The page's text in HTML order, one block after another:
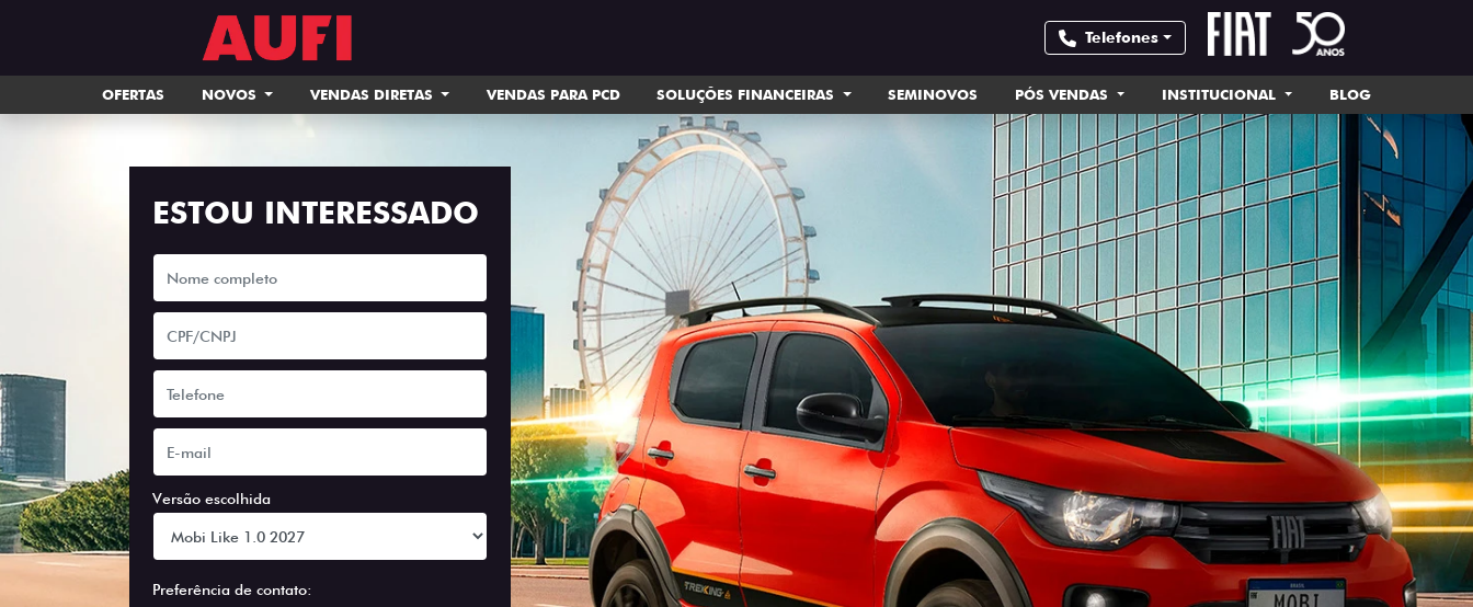
Telefones
OFERTAS NOVOS VENDAS DIRETAS VENDAS PARA PCD SOLUÇÕES FINANCEIRAS SEMINOVOS PÓS VENDAS INSTITUCIONAL BLOG
ESTOU INTERESSADO
Versão escolhida
Preferência de contato: